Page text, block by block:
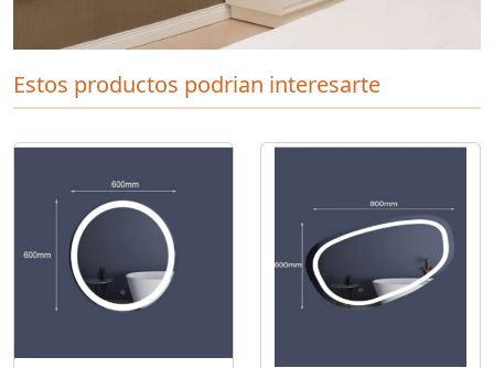
Estos productos podrian interesarte